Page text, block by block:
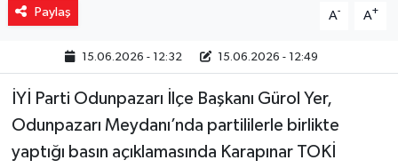
Paylaş A- A+
15.06.2026 - 12:32 15.06.2026 - 12:49
İYİ Parti Odunpazarı İlçe Başkanı Gürol Yer,
Odunpazarı Meydanı’nda partililerle birlikte
yaptığı basın açıklamasında Karapınar TOKİ